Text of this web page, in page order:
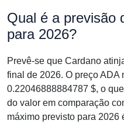
Qual é a previsão
para 2026?
Prevê-se que Cardano
final de 2026. O preço
0.22046888884787 $, o
do valor em comparação
máximo previsto para 2026